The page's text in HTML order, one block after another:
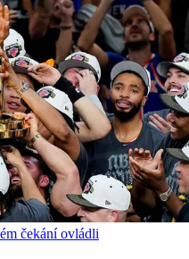
čekání ovládli